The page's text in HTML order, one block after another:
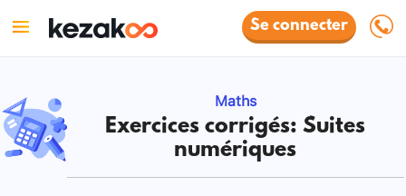
Se connecter
Maths
Exercices corrigés: Suites
numériques